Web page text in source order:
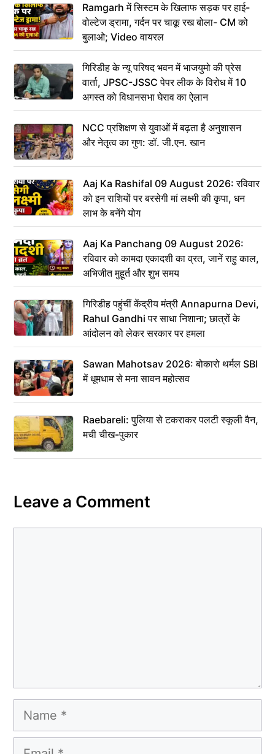
Ramgarh में सिस्टम के खिलाफ सड़क पर हाई-
वोल्टेज ड्रामा, गर्दन पर चाकू रख बोला- CM को
बुलाओ; Video वायरल
गिरिडीह के न्यू परिषद भवन में भाजयुमो की प्रेस
वार्ता, JPSC-JSSC पेपर लीक के विरोध में 10
अगस्त को विधानसभा घेराव का ऐलान
NCC प्रशिक्षण से युवाओं में बढ़ता है अनुशासन
और नेतृत्व का गुण: डॉ. जी.एन. खान
Aaj Ka Rashifal 09 August 2026: रविवार
को इन राशियों पर बरसेगी मां लक्ष्मी की कृपा, धन
लाभ के बनेंगे योग
Aaj Ka Panchang 09 August 2026:
रविवार को कामदा एकादशी का व्रत, जानें राहु काल,
अभिजीत मुहूर्त और शुभ समय
गिरिडीह पहुंचीं केंद्रीय मंत्री Annapurna Devi,
Rahul Gandhi पर साधा निशाना; छात्रों के
आंदोलन को लेकर सरकार पर हमला
Sawan Mahotsav 2026: बोकारो थर्मल SBI
में धूमधाम से मना सावन महोत्सव
Raebareli: पुलिया से टकराकर पलटी स्कूली वैन,
मची चीख-पुकार
Leave a Comment
Name
Email